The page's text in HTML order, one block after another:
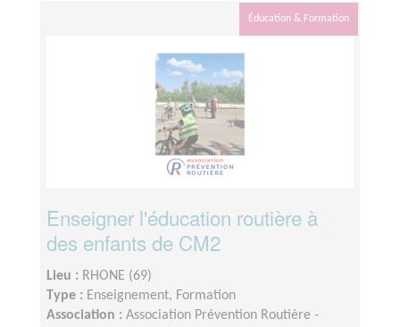
Éducation & Formation
Enseigner l'éducation routière à
des enfants de CM2
Lieu : RHONE (69)
Type : Enseignement, Formation
Association : Association Prévention Routière -